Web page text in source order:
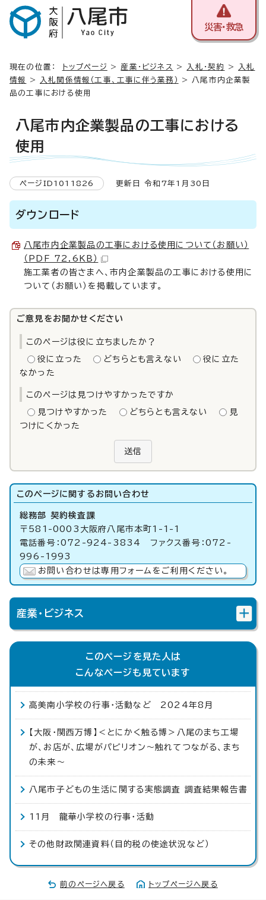
災害・救急
現在の位置： トップページ > 産業・ビジネス > 入札・契約 >
入札
情報
> 入札関係情報（工事、工事に伴う業務）
> 八尾市内企業製
品の工事における使用
八尾市内企業製品の工事における
使用
ページID1011826 更新日 令和7年1月30日
ダウンロード
八尾市内企業製品の工事における使用について（お願い）
（PDF 72.6KB）
施工業者の皆さまへ、市内企業製品の工事における使用に
ついて（お願い）を掲載しています。
ご意見をお聞かせください
このページは役に立ちましたか？
役に立った どちらとも言えない
役に立た
なかった
このページは見つけやすかったですか
見つけやすかった どちらとも言えない
見
つけにくかった
送信
このページに関する お問い合わせ
総務部 契約検査課
〒581-0003大阪府八尾市本町1-1-1
電話番号：072-924-3834 ファクス番号：072-
996-1993
お問い合わせは専用フォームをご利用ください。
産業・ビジネス
このページを見た人は
こんなページも見ています
高美南小学校の行事・活動など 2024年8月
【大阪・関西万博】＜とにかく触る博＞八尾のまち工場
が、お店が、広場がパビリオン～触れてつながる、まち
の未来〜
八尾市子どもの生活に関する実態調査 調査結果報告書
11月 龍華小学校の行事・活動
その他財政関連資料（目的税の使途状況など）
前のページへ戻る トップページへ戻る